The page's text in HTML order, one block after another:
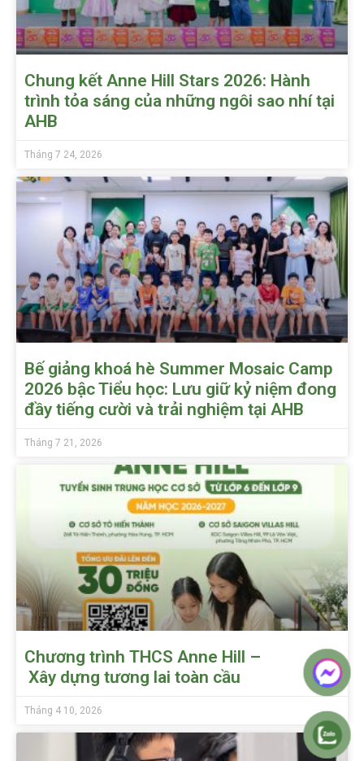
Chung kết Anne Hill Stars 2026: Hành
trình tỏa sáng của những ngôi sao nhí tại
AHB
Tháng 7 24, 2026
Bế giảng khoá hè Summer Mosaic Camp
2026 bậc Tiểu học: Lưu giữ kỷ niệm đong
đầy tiếng cười và trải nghiệm tại AHB
Tháng 7 21, 2026
Chương trình THCS Anne Hill –
Xây dựng tương lai toàn cầu
Tháng 4 10, 2026